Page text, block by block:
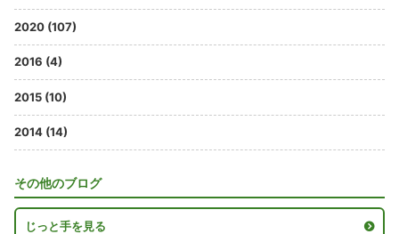
2020 (107)
2016 (4)
2015 (10)
2014 (14)
その他のブログ
じっと手を見る